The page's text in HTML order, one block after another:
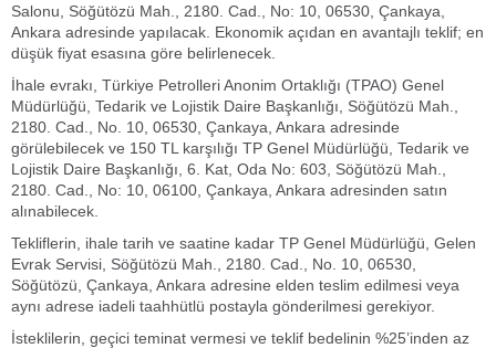
Salonu, Söğütözü Mah., 2180. Cad., No: 10, 06530, Çankaya,
Ankara adresinde yapılacak. Ekonomik açıdan en avantajlı teklif; en
düşük fiyat esasına göre belirlenecek.
İhale evrakı, Türkiye Petrolleri Anonim Ortaklığı (TPAO) Genel
Müdürlüğü, Tedarik ve Lojistik Daire Başkanlığı, Söğütözü Mah.,
2180. Cad., No. 10, 06530, Çankaya, Ankara adresinde
görülebilecek ve 150 TL karşılığı TP Genel Müdürlüğü, Tedarik ve
Lojistik Daire Başkanlığı, 6. Kat, Oda No: 603, Söğütözü Mah.,
2180. Cad., No: 10, 06100, Çankaya, Ankara adresinden satın
alınabilecek.
Tekliflerin, ihale tarih ve saatine kadar TP Genel Müdürlüğü, Gelen
Evrak Servisi, Söğütözü Mah., 2180. Cad., No. 10, 06530,
Söğütözü, Çankaya, Ankara adresine elden teslim edilmesi veya
aynı adrese iadeli taahhütlü postayla gönderilmesi gerekiyor.
İsteklilerin, geçici teminat vermesi ve teklif bedelinin %25’inden az